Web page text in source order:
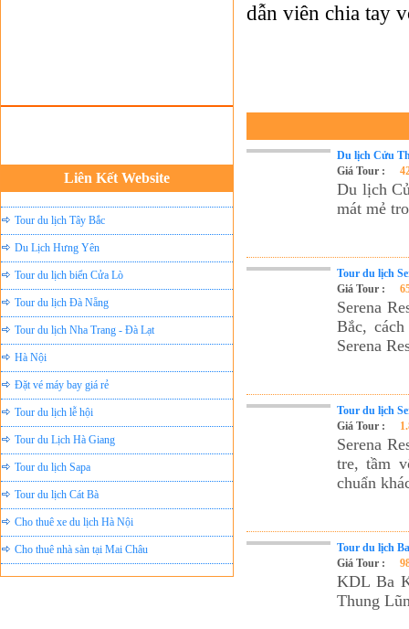
Liên Kết Website
Du lịch quốc tế Ánh Sao Mới
Tour du lịch Tây Bắc
Du Lịch Hưng Yên
Tour du lịch biển Cửa Lò
Tour du lịch Đà Nẵng
Tour du lịch Nha Trang - Đà Lạt
Hà Nội
Đặt vé máy bay giá rẻ
Tour du lịch lễ hội
Tour du Lịch Hà Giang
Tour du lịch Sapa
Tour du lịch Cát Bà
Cho thuê xe du lịch Hà Nội
Cho thuê nhà sàn tại Mai Châu
Cho thuê nhà sàn tại Thung Nai
dẫn viên chia tay
Du lịch Cửu
Giá Tour :
Du lịch
mát mẻ
Tour du lịch
Giá Tour :
Serena
Bắc,
Serena
Tour du lịch
Giá Tour :
Serena
tre, tầm
chuẩn
Tour du lịch
Giá Tour :
KDL Ba
Thung